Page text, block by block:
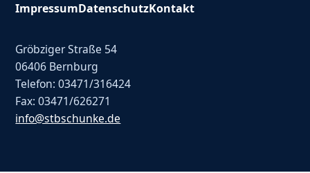
ImpressumDatenschutzKontakt
Gröbziger Straße 54
06406 Bernburg
Telefon: 03471/316424
Fax: 03471/626271
info@stbschunke.de